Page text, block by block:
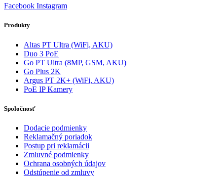
Facebook Instagram
Produkty
Altas PT Ultra (WiFi, AKU)
Duo 3 PoE
Go PT Ultra (8MP, GSM, AKU)
Go Plus 2K
Argus PT 2K+ (WiFi, AKU)
PoE IP Kamery
Spoločnosť
Dodacie podmienky
Reklamačný poriadok
Postup pri reklamácii
Zmluvné podmienky
Ochrana osobných údajov
Odstúpenie od zmluvy